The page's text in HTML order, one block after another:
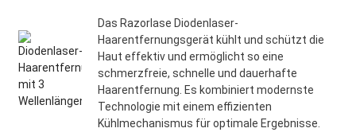
Das Razorlase Diodenlaser-
Haarentfernungsgerät kühlt und schützt die
Haut effektiv und ermöglicht so eine
schmerzfreie, schnelle und dauerhafte
Haarentfernung. Es kombiniert modernste
Technologie mit einem effizienten
Kühlmechanismus für optimale Ergebnisse.